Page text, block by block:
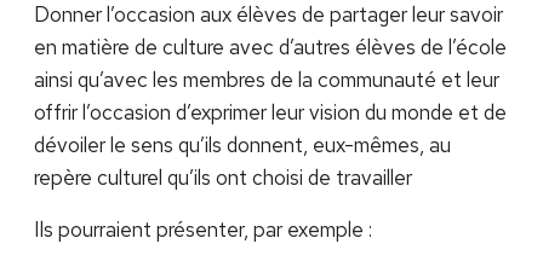
Donner l’occasion aux élèves de partager leur savoir
en matière de culture avec d’autres élèves de l’école
ainsi qu’avec les membres de la communauté et leur
offrir l’occasion d’exprimer leur vision du monde et de
dévoiler le sens qu’ils donnent, eux-mêmes, au
repère culturel qu’ils ont choisi de travailler
Ils pourraient présenter, par exemple :